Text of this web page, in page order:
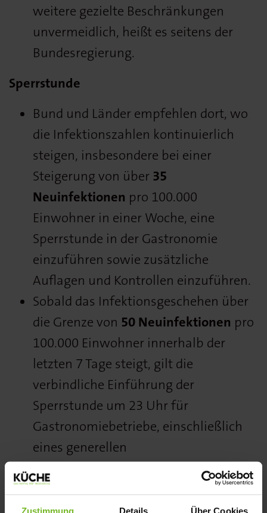
Zustimmung Details Über Cookies
weitere gezielte Beschränkungen
unvermeidlich, heißt es seitens der
Bundesregierung.
Sperrstunde
Bund und Länder empfehlen dort, wo
die Infektionszahlen kontinuierlich
steigen, insbesondere bei einer
Steigerung von über 35
Neuinfektionen pro 100.000
Einwohner in einer Woche, eine
Sperrstunde in der Gastronomie
einzuführen sowie zusätzliche
Auflagen und Kontrollen einzuführen.
Sobald das Infektionsgeschehen über
die Grenze von 50 Neuinfektionen pro
100.000 Einwohner innerhalb der
letzten 7 Tage steigt, gilt die
verbindliche Einführung der
Sperrstunde um 23 Uhr für
Gastronomiebetriebe, einschließlich
eines generellen
Außenabgabeverbotes von Alkohol.
Private Feiern